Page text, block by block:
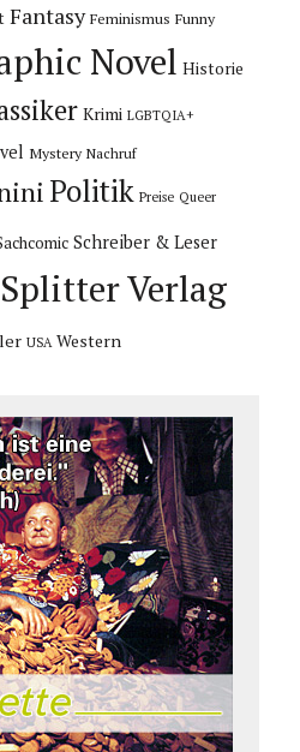
Fantasy Feminismus Funny
Novel Historie
Krimi LGBTQIA+
Mystery Nachruf
Politik Preise Queer
Schreiber & Leser
Splitter Verlag
USA Western